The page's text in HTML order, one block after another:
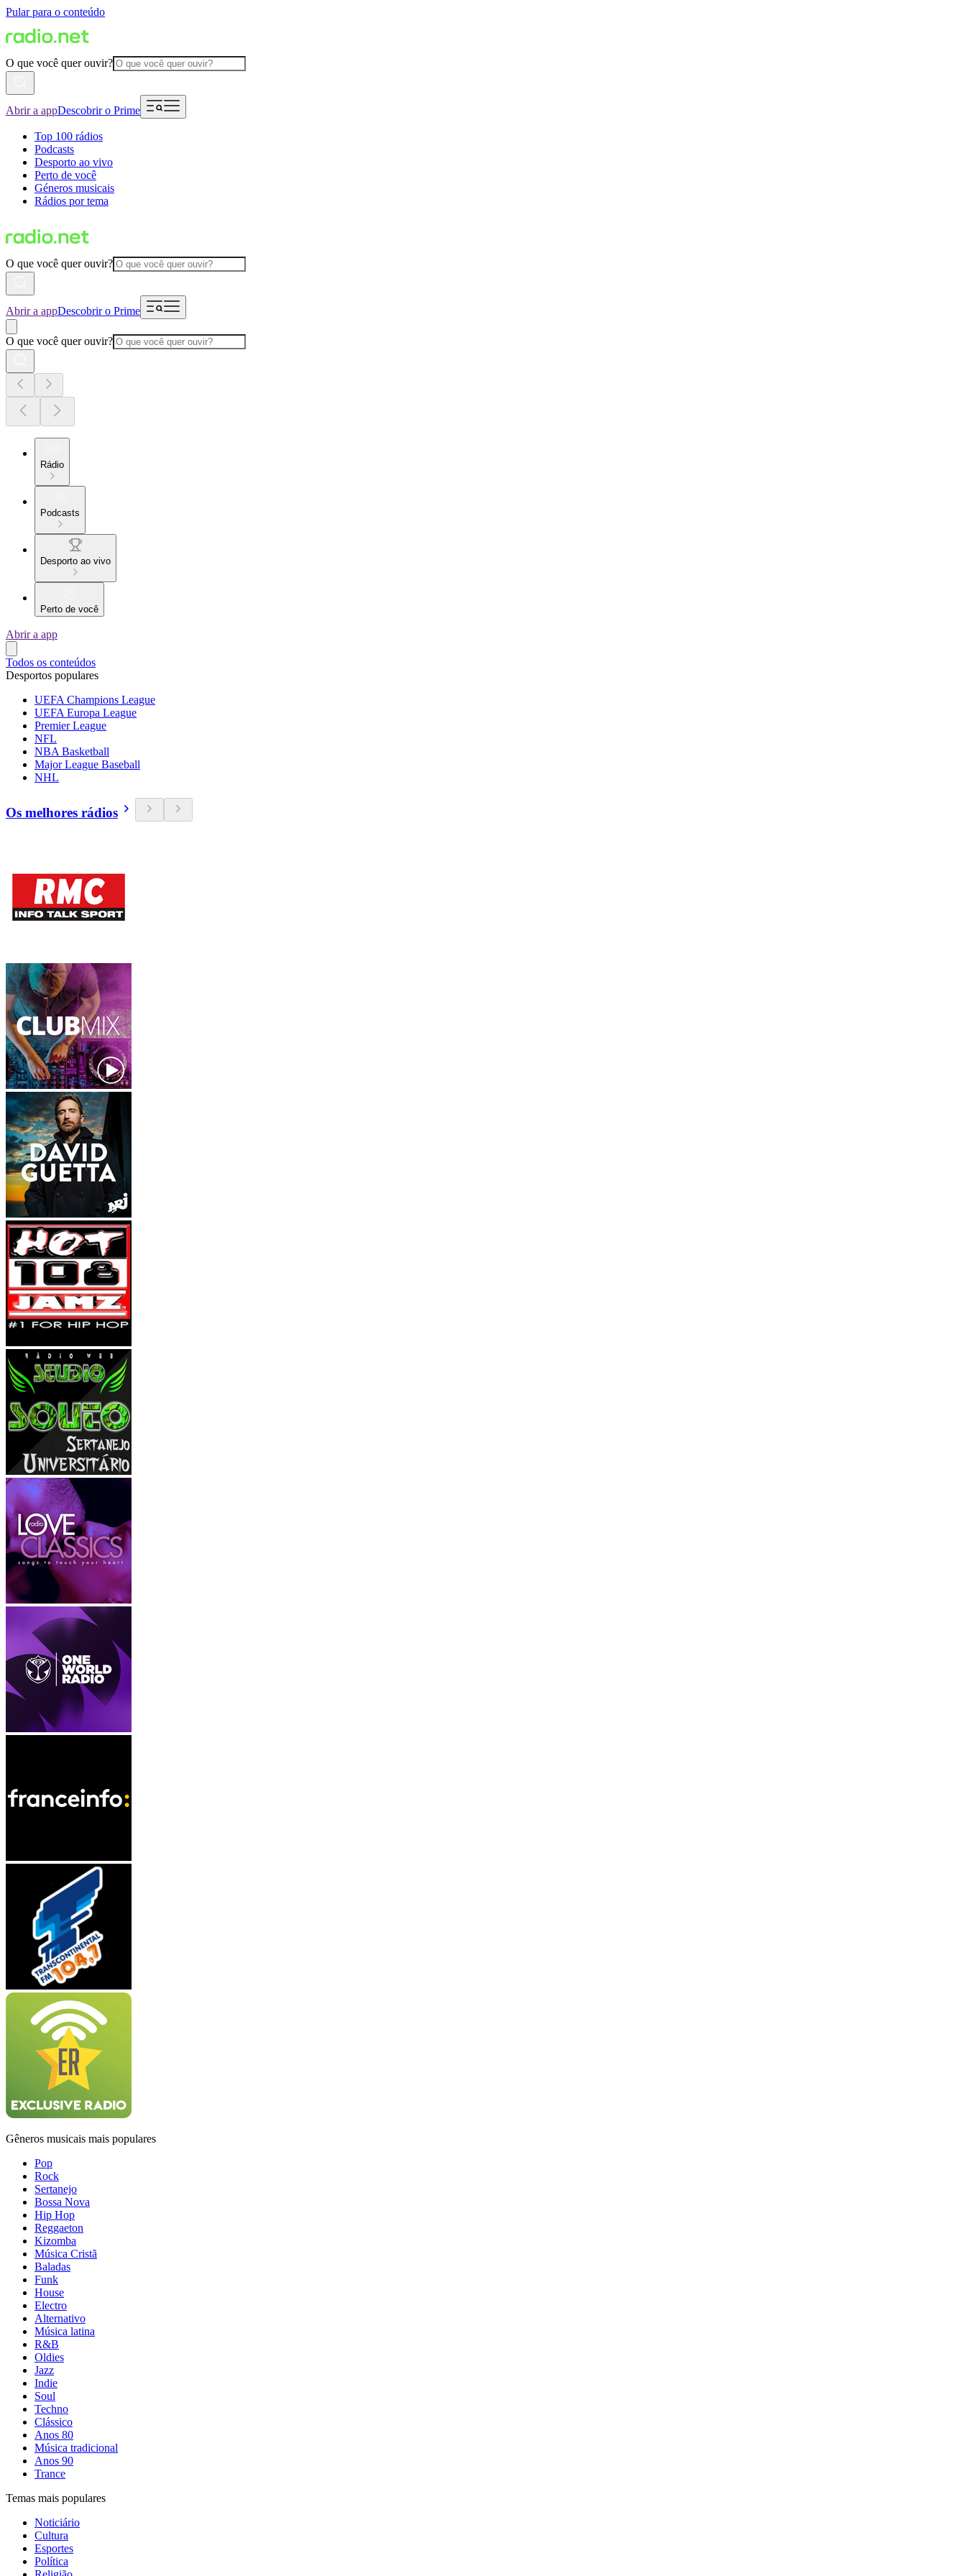
Pular para o conteúdo
O que você quer ouvir?
Abrir a appDescobrir o Prime
Top 100 rádios
Podcasts
Desporto ao vivo
Perto de você
Géneros musicais
Rádios por tema
O que você quer ouvir?
Abrir a appDescobrir o Prime
O que você quer ouvir?
Rádio
Podcasts
Desporto ao vivo
Perto de você
Abrir a app
Todos os conteúdos
Desportos populares
UEFA Champions League
UEFA Europa League
Premier League
NFL
NBA Basketball
Major League Baseball
NHL
Os melhores rádios
Gêneros musicais mais populares
Pop
Rock
Sertanejo
Bossa Nova
Hip Hop
Reggaeton
Kizomba
Música Cristã
Baladas
Funk
House
Electro
Alternativo
Música latina
R&B
Oldies
Jazz
Indie
Soul
Techno
Clássico
Anos 80
Música tradicional
Anos 90
Trance
Temas mais populares
Noticiário
Cultura
Esportes
Política